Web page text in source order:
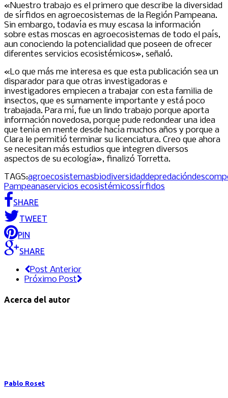
«Nuestro trabajo es el primero que describe la diversidad
de sírfidos en agroecosistemas de la Región Pampeana.
Sin embargo, todavía es muy escasa la información
sobre estas moscas en agroecosistemas de todo el país,
aun conociendo la potencialidad que poseen de ofrecer
diferentes servicios ecosistémicos», señaló.
«Lo que más me interesa es que esta publicación sea un
disparador para que otras investigadoras e
investigadores empiecen a trabajar con esta familia de
insectos, que es sumamente importante y está poco
trabajada. Para mí, fue un lindo trabajo porque aporta
información novedosa, porque pude redondear una idea
que tenía en mente desde hacía muchos años y porque a
Clara le permitió terminar su licenciatura. Creo que ahora
se necesitan más estudios que integren diversos
aspectos de su ecología», finalizó Torretta.
TAGS:agroecosistemasbiodiversidaddepredación
Pampeanaservicios ecosistémicossírfidos
SHARE
TWEET
PIN
SHARE
Post Anterior
Próximo Post
Acerca del autor
Pablo Roset